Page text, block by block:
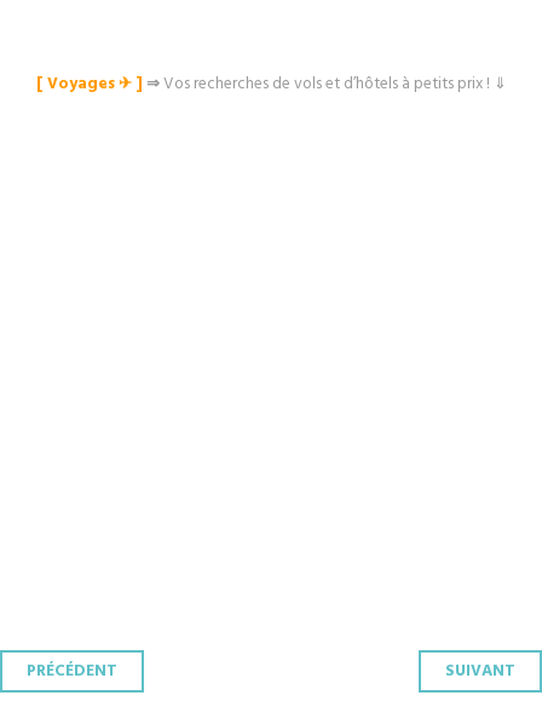
[ Voyages ✈︎ ]⇒Vos recherches de vols et d’hôtels à petits prix ! ⇓
Navigation
PRÉCÉDENT SUIVANT